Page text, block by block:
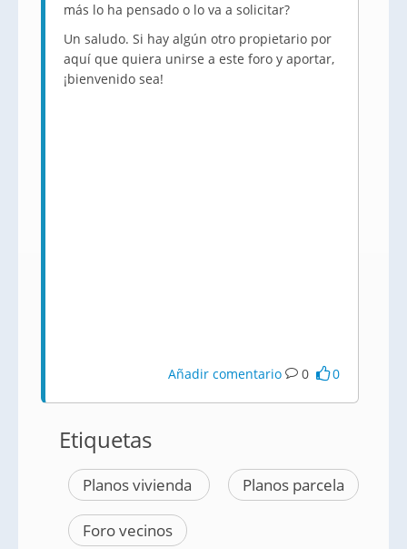
más lo ha pensado o lo va a solicitar?
Un saludo. Si hay algún otro propietario por
aquí que quiera unirse a este foro y aportar,
¡bienvenido sea!
Añadir comentario 0 0
Etiquetas
Planos vivienda Planos parcela
Foro vecinos